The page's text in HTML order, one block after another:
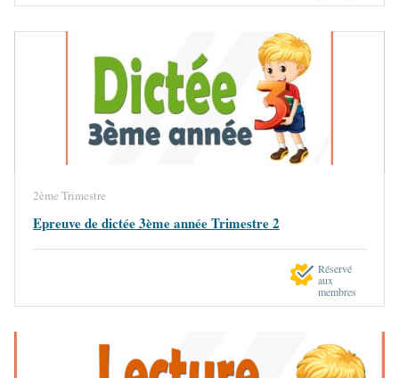
2ème Trimestre
Epreuve de dictée 3ème année Trimestre 2
Réservé
aux
membres